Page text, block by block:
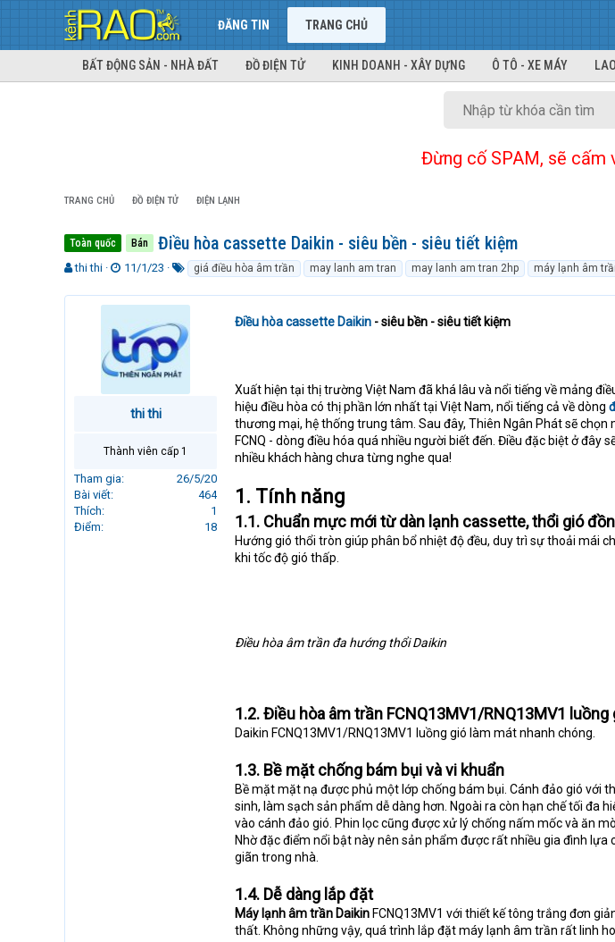
ĐĂNG TIN TRANG CHỦ
BẤT ĐỘNG SẢN - NHÀ ĐẤT ĐỒ ĐIỆN TỬ KINH DOANH - XÂY DỰNG Ô TÔ - XE MÁY
Đừng cố SPAM, sẽ cấm
TRANG CHỦ ĐỒ ĐIỆN TỬ ĐIỆN LẠNH
Toàn quốc Bán Điều hòa cassette Daikin - siêu bền - siêu tiết kiệm
T
r
thi thi
N
à
ử
i
11/1/23
k
ó
giá điều hòa âm trần may lanh am tran may lanh am tran 2hp máy lạnh âm
thi thi
Thành viên cấp 1
Tham gia
26/5/20
Bài viết
464
Thích
1
Điểm
18
Điều hòa cassette Daikin - siêu bền - siêu tiết kiệm
Xuất hiện tại thị trường Việt Nam đã khá lâu và nổi tiếng về mảng
hiệu điều hòa có thị phần lớn nhất tại Việt Nam, nổi tiếng cả về dòng
thương mại, hệ thống trung tâm. Sau đây, Thiên Ngân Phát sẽ
FCNQ - dòng điều hóa quá nhiều người biết đến. Điều đặc biệt ở đây
nhiều khách hàng chưa từng nghe qua!
1. Tính năng
1.1. Chuẩn mực mới từ dàn lạnh cassette, thổi gió
Hướng gió thổi tròn giúp phân bổ nhiệt độ đều, duy trì sự thoải mái
khi tốc độ gió thấp.
Điều hòa âm trần đa hướng thổi Daikin
1.2. Điều hòa âm trần FCNQ13MV1/RNQ13MV1
Daikin FCNQ13MV1/RNQ13MV1 luồng gió làm mát nhanh chóng.
1.3. Bề mặt chống bám bụi và vi khuẩn
Bề mặt mặt nạ được phủ một lớp chống bám bụi. Cánh đảo gió với
sinh, làm sạch sản phẩm dễ dàng hơn. Ngoài ra còn hạn chế tối đa
vào cánh đảo gió. Phin lọc cũng được xử lý chống nấm mốc và ăn
Nhờ đặc điểm nổi bật này nên sản phẩm được rất nhiều gia đình
giãn trong nhà.
1.4. Dễ dàng lắp đặt
Máy lạnh âm trần Daikin FCNQ13MV1 với thiết kế tông trắng đơn
thất. Không những vậy, quá trình lắp đặt máy lạnh âm trần rất linh